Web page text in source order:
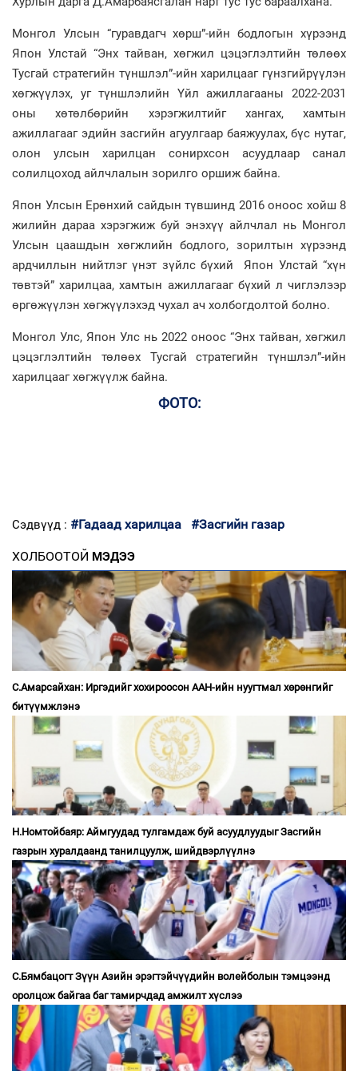
Монгол Улсын “гуравдагч хөрш”-ийн бодлогын хүрээнд
Япон Улстай “Энх тайван, хөгжил цэцэглэлтийн төлөөх
Тусгай стратегийн түншлэл”-ийн харилцааг гүнзгийрүүлэн
хөгжүүлэх, уг түншлэлийн Үйл ажиллагааны 2022-2031
оны хөтөлбөрийн хэрэгжилтийг хангах, хамтын
ажиллагааг эдийн засгийн агуулгаар баяжуулах, бүс нутаг,
олон улсын харилцан сонирхсон асуудлаар санал
солилцоход айлчлалын зорилго оршиж байна.
Япон Улсын Ерөнхий сайдын түвшинд 2016 оноос хойш 8
жилийн дараа хэрэгжиж буй энэхүү айлчлал нь Монгол
Улсын цаашдын хөгжлийн бодлого, зорилтын хүрээнд
ардчиллын нийтлэг үнэт зүйлс бүхий Япон Улстай “хүн
төвтэй” харилцаа, хамтын ажиллагааг бүхий л чиглэлээр
өргөжүүлэн хөгжүүлэхэд чухал ач холбогдолтой болно.
Монгол Улс, Япон Улс нь 2022 оноос “Энх тайван, хөгжил
цэцэглэлтийн төлөөх Тусгай стратегийн түншлэл”-ийн
харилцааг хөгжүүлж байна.
ФОТО:
Сэдвүүд : #Гадаад харилцаа #Засгийн газар
ХОЛБООТОЙ МЭДЭЭ
С.Амарсайхан: Иргэдийг хохироосон ААН-ийн нуугтмал хөрөнгийг
битүүмжлэнэ
Н.Номтойбаяр: Аймгуудад тулгамдаж буй асуудлуудыг Засгийн
газрын хуралдаанд танилцуулж, шийдвэрлүүлнэ
С.Бямбацогт Зүүн Азийн эрэгтэйчүүдийн волейболын тэмцээнд
оролцож байгаа баг тамирчдад амжилт хүслээ